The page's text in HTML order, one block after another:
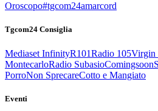
Oroscopo#tgcom24amarcord
Tgcom24 Consiglia
Mediaset InfinityR101Radio 105Virgin
MontecarloRadio SubasioComingsoon
PorroNon SprecareCotto e Mangiato
Eventi